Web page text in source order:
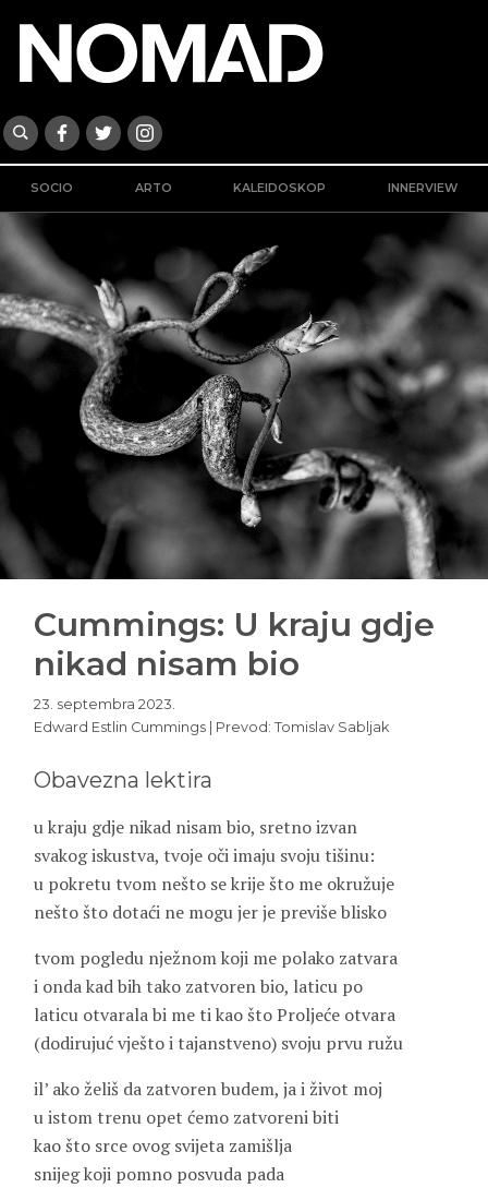
SOCIO ARTO KALEIDOSKOP INNERVIEW
Cummings: U kraju gdje
nikad nisam bio
23. septembra 2023.
Edward Estlin Cummings | Prevod: Tomislav Sabljak
Obavezna lektira
u kraju gdje nikad nisam bio, sretno izvan
svakog iskustva, tvoje oči imaju svoju tišinu:
u pokretu tvom nešto se krije što me okružuje
nešto što dotaći ne mogu jer je previše blisko
tvom pogledu nježnom koji me polako zatvara
i onda kad bih tako zatvoren bio, laticu po
laticu otvarala bi me ti kao što Proljeće otvara
(dodirujuć vješto i tajanstveno) svoju prvu ružu
il’ ako želiš da zatvoren budem, ja i život moj
u istom trenu opet ćemo zatvoreni biti
kao što srce ovog svijeta zamišlja
snijeg koji pomno posvuda pada